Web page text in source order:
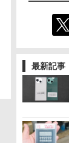
最新記事